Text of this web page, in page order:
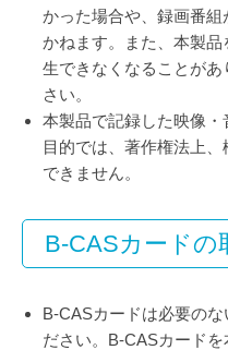
かった場合や、録画番
かねます。また、本製
生できなくなることが
さい。
本製品で記録した映像
目的では、著作権法上
できません。
B-CASカードの
B-CASカードは必要の
ださい。B-CASカード